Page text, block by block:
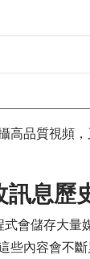
高品質視頻
訊息歷
會儲存大量
些內容會不